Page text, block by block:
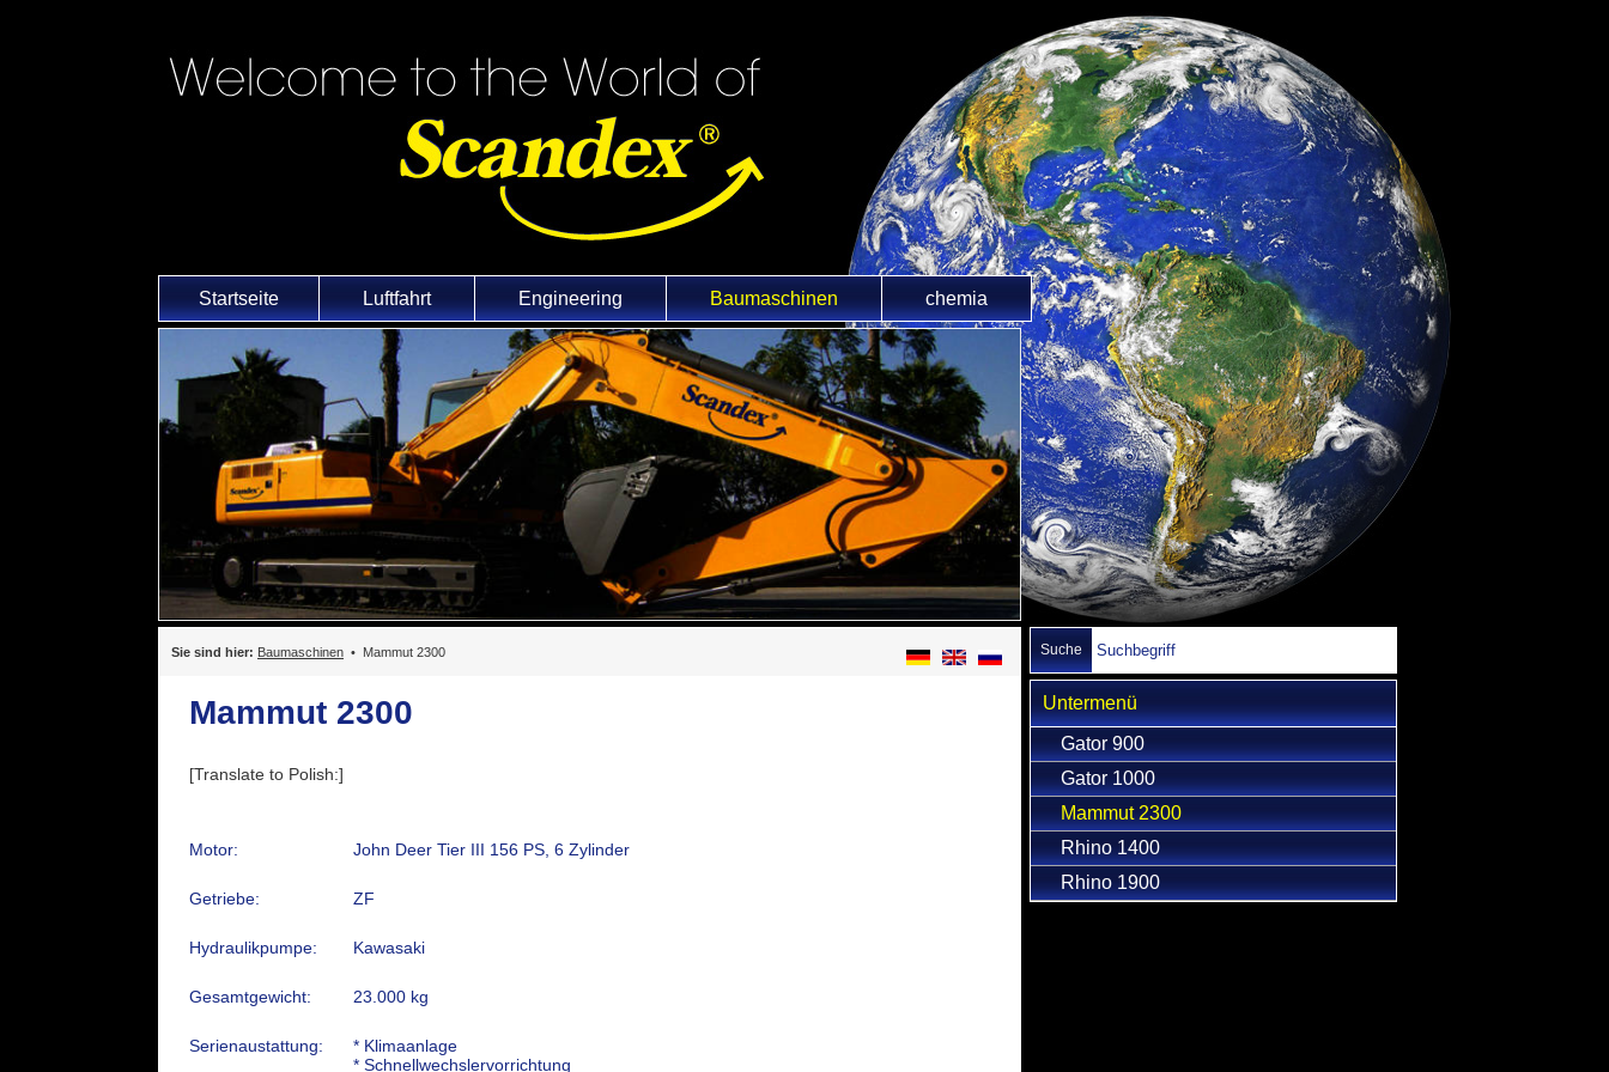
Startseite Luftfahrt Engineering Baumaschinen chemia
Sie sind hier: Baumaschinen • Mammut 2300
Mammut 2300
[Translate to Polish:]
Motor: John Deer Tier III 156 PS, 6 Zylinder
Getriebe: ZF
Hydraulikpumpe: Kawasaki
Gesamtgewicht: 23.000 kg
Serienaustattung:
* Klimaanlage
* Schnellwechslervorrichtung
Suche
Untermenü
Gator 900
Gator 1000
Mammut 2300
Rhino 1400
Rhino 1900